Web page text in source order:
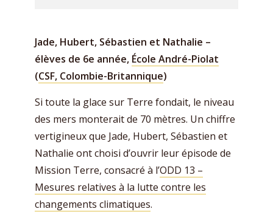
Jade, Hubert, Sébastien et Nathalie –
élèves de 6e année, École André-Piolat
(CSF, Colombie-Britannique)
Si toute la glace sur Terre fondait, le niveau
des mers monterait de 70 mètres. Un chiffre
vertigineux que Jade, Hubert, Sébastien et
Nathalie ont choisi d’ouvrir leur épisode de
Mission Terre, consacré à l’ODD 13 –
Mesures relatives à la lutte contre les
changements climatiques.